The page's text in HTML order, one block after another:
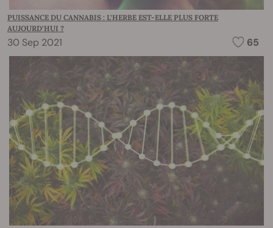
PUISSANCE DU CANNABIS : L’HERBE EST-ELLE PLUS FORTE
AUJOURD’HUI ?
30 Sep 2021 65